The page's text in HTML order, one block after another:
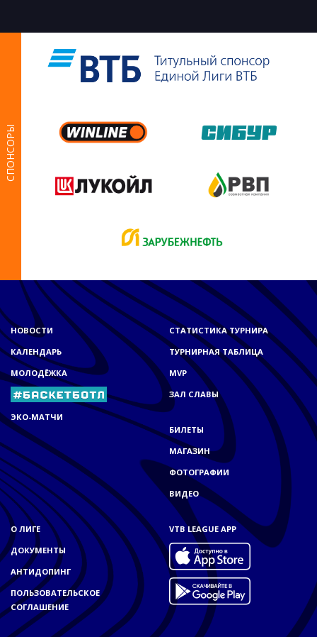
СПОНСОРЫ
НОВОСТИ
КАЛЕНДАРЬ
МОЛОДЁЖКА
ЭКО-МАТЧИ
СТАТИСТИКА ТУРНИРА
ТУРНИРНАЯ ТАБЛИЦА
MVP
ЗАЛ СЛАВЫ
БИЛЕТЫ
МАГАЗИН
ФОТОГРАФИИ
ВИДЕО
О ЛИГЕ
ДОКУМЕНТЫ
АНТИДОПИНГ
ПОЛЬЗОВАТЕЛЬСКОЕ
СОГЛАШЕНИЕ
VTB LEAGUE APP